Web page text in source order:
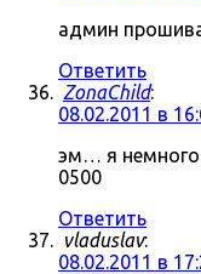
админ
Ответить
ZonaChild:
08.02.2011 в
эм… я немного
0500
Ответить
vladuslav:
08.02.2011 в